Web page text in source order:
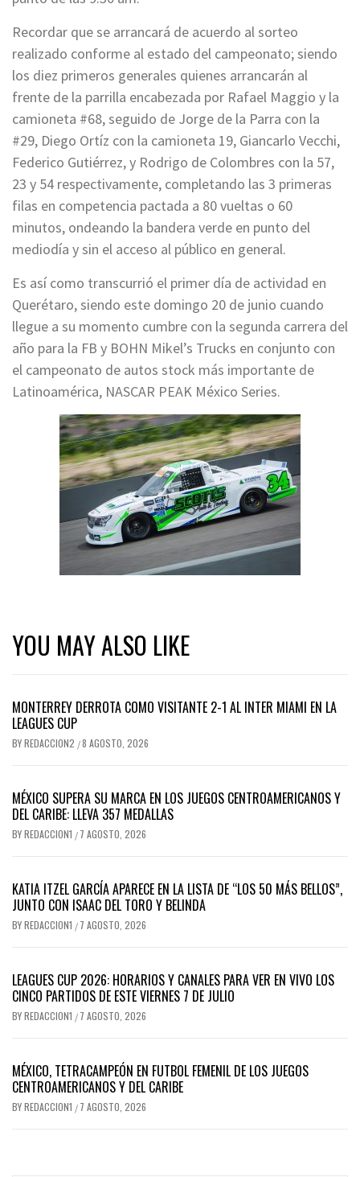
Recordar que se arrancará de acuerdo al sorteo
realizado conforme al estado del campeonato; siendo
los diez primeros generales quienes arrancarán al
frente de la parrilla encabezada por Rafael Maggio y la
camioneta #68, seguido de Jorge de la Parra con la
#29, Diego Ortíz con la camioneta 19, Giancarlo Vecchi,
Federico Gutiérrez, y Rodrigo de Colombres con la 57,
23 y 54 respectivamente, completando las 3 primeras
filas en competencia pactada a 80 vueltas o 60
minutos, ondeando la bandera verde en punto del
mediodía y sin el acceso al público en general.
Es así como transcurrió el primer día de actividad en
Querétaro, siendo este domingo 20 de junio cuando
llegue a su momento cumbre con la segunda carrera del
año para la FB y BOHN Mikel’s Trucks en conjunto con
el campeonato de autos stock más importante de
Latinoamérica, NASCAR PEAK México Series.
YOU MAY ALSO LIKE
MONTERREY DERROTA COMO VISITANTE 2-1 AL INTER MIAMI EN LA
LEAGUES CUP
BYREDACCION2 /8 AGOSTO, 2026
MÉXICO SUPERA SU MARCA EN LOS JUEGOS CENTROAMERICANOS Y
DEL CARIBE: LLEVA 357 MEDALLAS
BYREDACCION1 / 7 AGOSTO, 2026
KATIA ITZEL GARCÍA APARECE EN LA LISTA DE “LOS 50 MÁS BELLOS”,
JUNTO CON ISAAC DEL TORO Y BELINDA
BYREDACCION1 / 7 AGOSTO, 2026
LEAGUES CUP 2026: HORARIOS Y CANALES PARA VER EN VIVO LOS
CINCO PARTIDOS DE ESTE VIERNES 7 DE JULIO
BYREDACCION1 / 7 AGOSTO, 2026
MÉXICO, TETRACAMPEÓN EN FUTBOL FEMENIL DE LOS JUEGOS
CENTROAMERICANOS Y DEL CARIBE
BYREDACCION1 / 7 AGOSTO, 2026